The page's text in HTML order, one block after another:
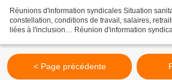
Réunions d'information syndicales Situation
constellation, conditions de travail, salaires,
liées à l'inclusion… Réunion d'information
< Page précédente